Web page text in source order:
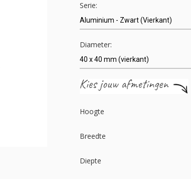
Serie:
Diameter:
Hoogte
Breedte
Diepte